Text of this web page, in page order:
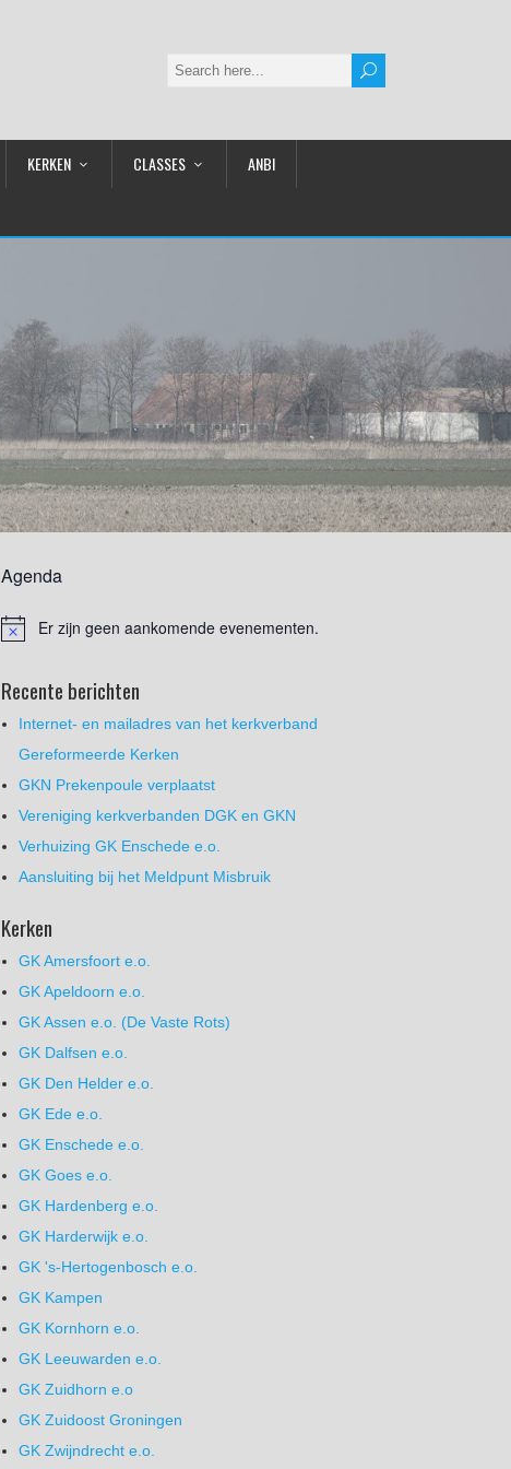
KERKEN CLASSES ANBI
Agenda
Er zijn geen aankomende evenementen.
Recente berichten
Internet- en mailadres van het kerkverband
Gereformeerde Kerken
GKN Prekenpoule verplaatst
Vereniging kerkverbanden DGK en GKN
Verhuizing GK Enschede e.o.
Aansluiting bij het Meldpunt Misbruik
Kerken
GK Amersfoort e.o.
GK Apeldoorn e.o.
GK Assen e.o. (De Vaste Rots)
GK Dalfsen e.o.
GK Den Helder e.o.
GK Ede e.o.
GK Enschede e.o.
GK Goes e.o.
GK Hardenberg e.o.
GK Harderwijk e.o.
GK 's-Hertogenbosch e.o.
GK Kampen
GK Kornhorn e.o.
GK Leeuwarden e.o.
GK Zuidhorn e.o
GK Zuidoost Groningen
GK Zwijndrecht e.o.